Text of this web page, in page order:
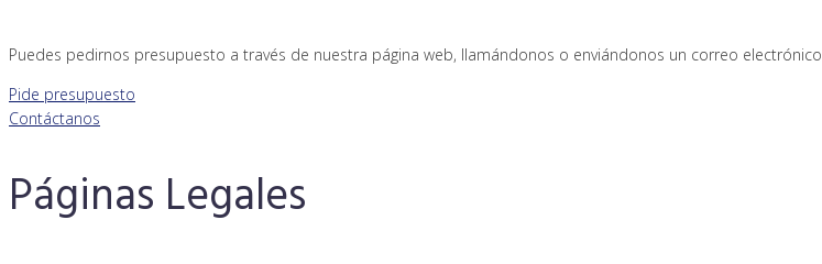
Puedes pedirnos presupuesto a través de nuestra página web, llamándonos o enviándonos un correo electrónico.
Pide presupuesto
Contáctanos
Páginas Legales